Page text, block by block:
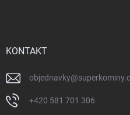
KONTAKT
objednavky@
+420 581 701 306